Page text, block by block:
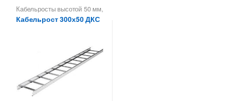
Кабельросты высотой 50 мм,
Лотки лестничные ДКС ,
Металлические огнеупорные
Кабельрост 300х50 ДКС